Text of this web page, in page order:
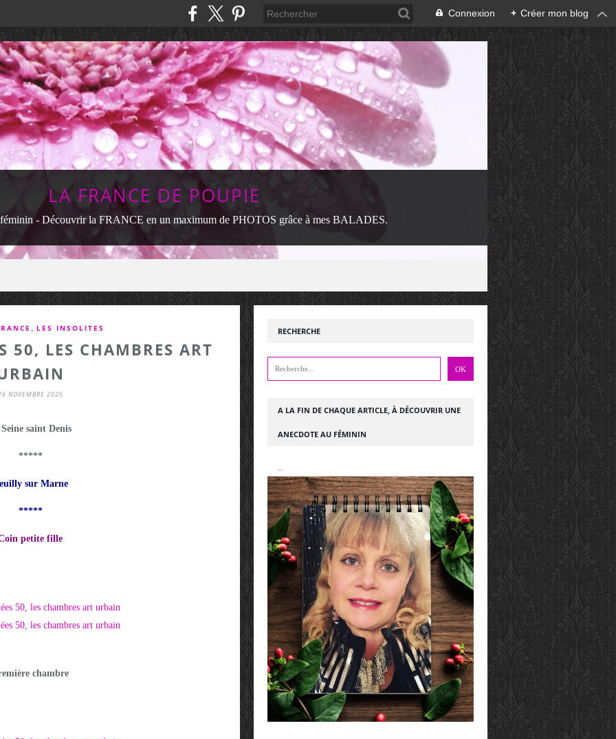
Connexion + Créer mon blog
LA FRANCE DE POUPIE
- Découvrir la FRANCE en un maximum de PHOTOS grâce à mes BALADES.
LES INSOLITES
50, LES CHAMBRES ART
NOVEMBRE 2025
saint Denis
*****
sur Marne
*****
petite fille
chambre
RECHERCHE
A LA FIN DE CHAQUE ARTICLE, À DÉCOUVRIR UNE
ANECDOTE AU FÉMININ